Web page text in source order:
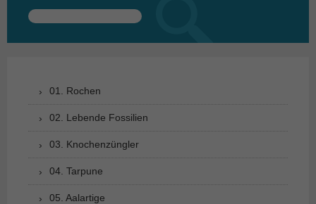
Suchen
01. Rochen
02. Lebende Fossilien
03. Knochenzüngler
04. Tarpune
05. Aalartige